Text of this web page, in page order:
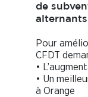
de
Pour
CFDT
•
• Un
à Orange